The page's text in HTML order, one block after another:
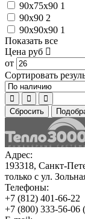
90x75x90 1
90x90 2
90x90x90 1
Показать все
Цена руб
от
Сортировать
Сбросить
Адрес:
193318, Санкт-
только с ул.
Телефоны:
+7 (812) 401-66-22
+7 (800) 333-56-06